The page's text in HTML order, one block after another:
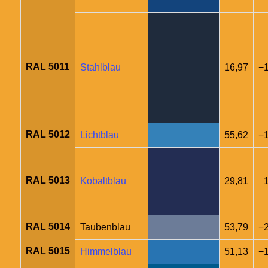
RAL 5011 Stahlblau 16,97
RAL 5012 Lichtblau 55,62
RAL 5013 Kobaltblau 29,81
RAL 5014 Taubenblau 53,79
RAL 5015 Himmelblau 51,13